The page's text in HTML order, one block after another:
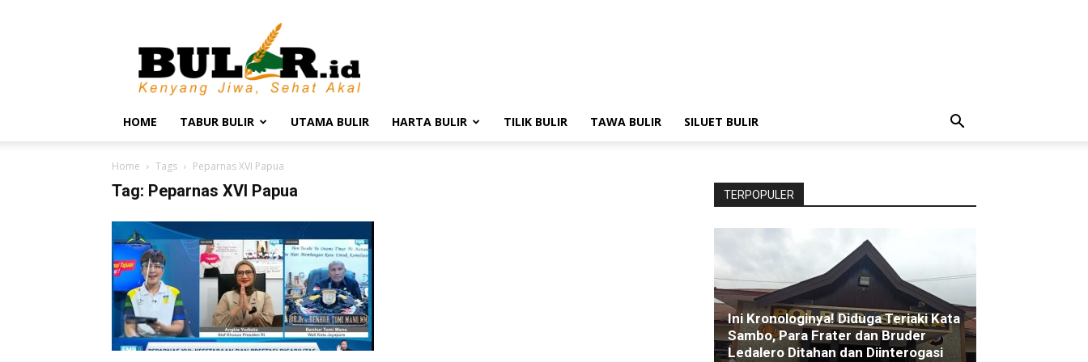
BULIR.ID
Kenyang
Jiwa,
Sehat
Akal
HOME TABUR BULIR UTAMA BULIR HARTA BULIR TILIK BULIR TAWA BULIR SILUET BULIR
Home Tags Peparnas XVI Papua
Tag: Peparnas XVI Papua TERPOPULER
Ini Kronologinya! Diduga Teriaki Kata
Sambo, Para Frater dan Bruder
Ledalero Ditahan dan Diinterogasi